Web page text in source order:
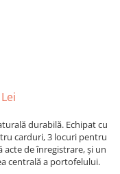
durabilă. Echipat cu
carduri, 3 locuri pentru
de înregistrare, și un
centrală a portofelului.